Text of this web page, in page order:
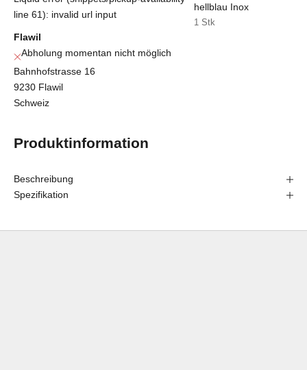
line 61): invalid url input
hellblau Inox
1 Stk
Flawil
Abholung momentan nicht möglich
Bahnhofstrasse 16
9230 Flawil
Schweiz
Produktinformation
Beschreibung
Spezifikation